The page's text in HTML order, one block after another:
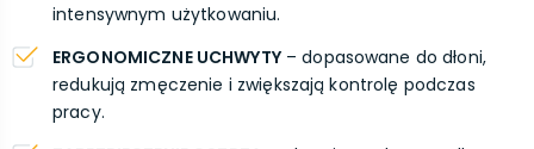
intensywnym użytkowaniu.
ERGONOMICZNE UCHWYTY– dopasowane do dłoni,
redukują zmęczenie i zwiększają kontrolę podczas
pracy.